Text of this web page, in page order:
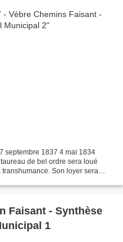
septembre 1837 4 mai 1834
de bel ordre sera loué
Son loyer sera
Faisant - Synthèse
1